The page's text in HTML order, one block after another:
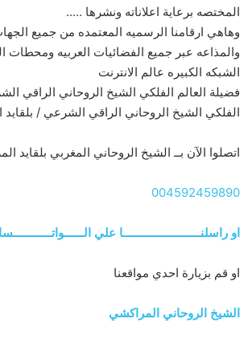
المختصه برعاية اعلاناته ونشرها …..
وهاهي ارقامنا الرسميه المعتمده من جميع
والمذاعه عبر جميع الفضائيات العربيه ومحطات
الشبكه الكبيره عالم الانترنت
فضيلة العالم الفلكي الشيخ الروحاني الراقي
الفلكي الشيخ الروحاني الراقي الشرعي /
اتصلوا الآن بــ الشيخ الروحاني المغربي بلقايد
004592459890
او راسلنــــــــــــــــــــــــا علي
او قم بزيارة احدي مواقعنا
الشيخ الروحاني المراكشي